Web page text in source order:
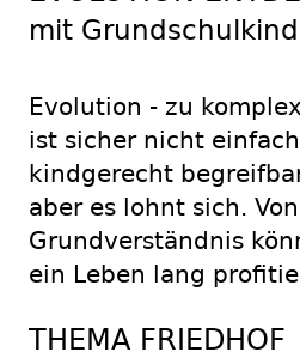
mit
Evolution - zu
ist sicher nicht
kindgerecht
aber es lohnt sich.
Grundverständnis
ein Leben lang
THEMA FRIEDHOF